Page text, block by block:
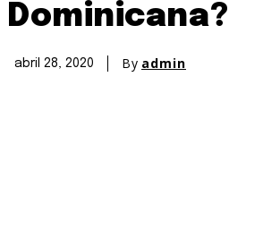
Dominicana?
abril 28, 2020 By admin